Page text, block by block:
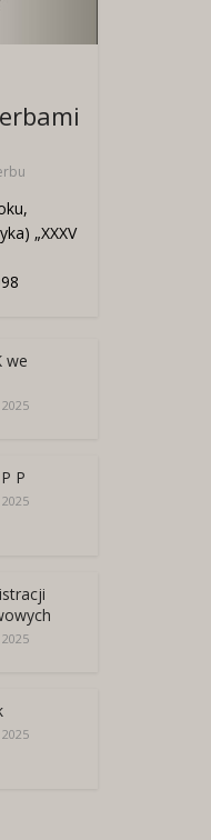
szkoły
„XXXV
we
P